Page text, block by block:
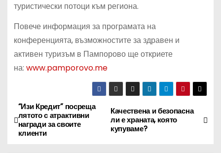
туристически потоци към региона.
Повече информация за програмата на
конференцията, възможностите за здравен и
активен туризъм в Пампорово ще откриете
на: www.pamporovo.me
Н
а
Качествена и безопасна
ли е храната, която
купуваме?
“Изи Кредит” посреща
лятото с атрактивни
награди за своите
клиенти